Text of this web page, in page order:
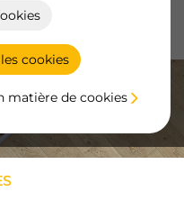
cookies
matière de cookies
blanc et gris anthracite,